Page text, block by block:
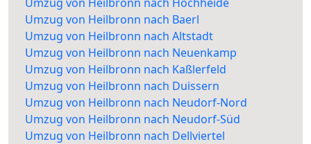
Umzug von Heilbronn nach Baerl
Umzug von Heilbronn nach Altstadt
Umzug von Heilbronn nach Neuenkamp
Umzug von Heilbronn nach Kaßlerfeld
Umzug von Heilbronn nach Duissern
Umzug von Heilbronn nach Neudorf-Nord
Umzug von Heilbronn nach Neudorf-Süd
Umzug von Heilbronn nach Dellviertel